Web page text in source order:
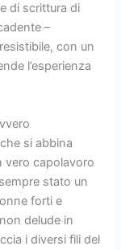
di scrittura di
–
con un
l’esperienza
si abbina
vero capolavoro
stato un
forti e
delude in
i diversi fili del